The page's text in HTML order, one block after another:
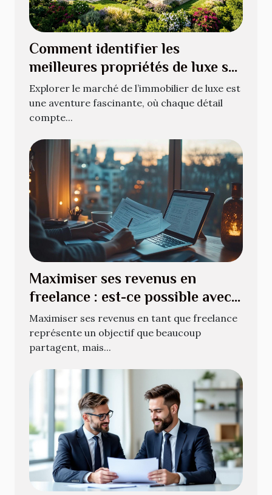
Comment identifier les
meilleures propriétés de luxe sur
le marché?
Explorer le marché de l’immobilier de luxe est
une aventure fascinante, où chaque détail
compte...
Maximiser ses revenus en
freelance : est-ce possible avec
le portage salarial ?
Maximiser ses revenus en tant que freelance
représente un objectif que beaucoup
partagent, mais...